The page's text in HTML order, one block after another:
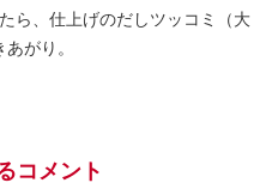
ら、仕上げのだしツッコミ（大
がり。
コメント